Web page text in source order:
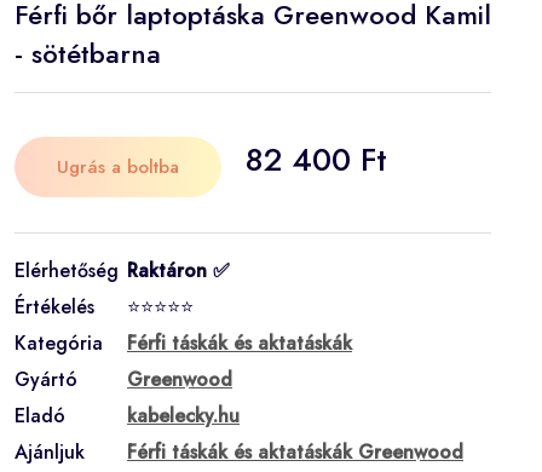
Férfi bőr laptoptáska Greenwood Kamil
- sötétbarna
Ugrás a boltba 82 400 Ft
Elérhetőség Raktáron ✅
Értékelés
⭐⭐⭐⭐⭐
Kategória
Férfi táskák és aktatáskák
Gyártó
Greenwood
Eladó
kabelecky.hu
Ajánljuk
Férfi táskák és aktatáskák Greenwood